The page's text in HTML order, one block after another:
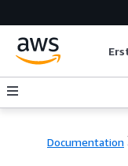
Documentation